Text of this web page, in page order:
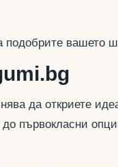
вашето
да откриете
до първокласни